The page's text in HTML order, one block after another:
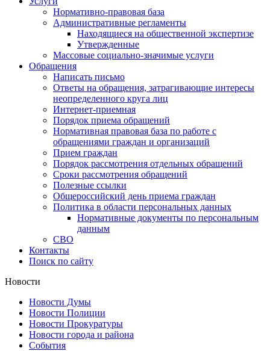
Нормативно-правовая база
Административные регламенты
Находящиеся на общественной экспертизе
Утвержденные
Массовые социально-значимые услуги
Обращения
Написать письмо
Ответы на обращения, затрагивающие интересы
неопределенного круга лиц
Интернет-приемная
Порядок приема обращений
Нормативная правовая база по работе с
обращениями граждан и организаций
Прием граждан
Порядок рассмотрения отдельных обращений
Сроки рассмотрения обращений
Полезные ссылки
Общероссийский день приема граждан
Политика в области персональных данных
Нормативные документы по персональным
данным
СВО
Контакты
Поиск по сайту
Новости
Новости Думы
Новости Полиции
Новости Прокуратуры
Новости города и района
События